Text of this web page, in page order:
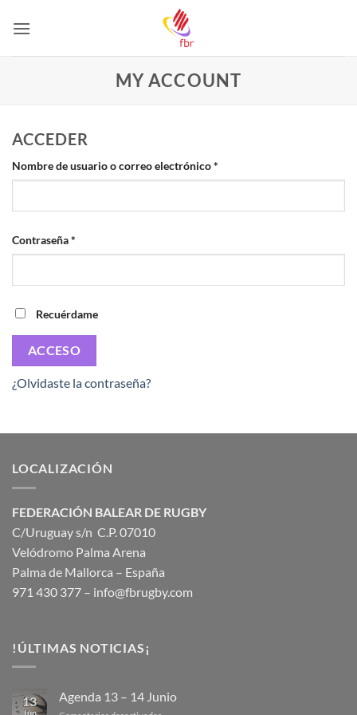
MY ACCOUNT
ACCEDER
Nombre de usuario o correo electrónico*
Contraseña*
Recuérdame
ACCESO
¿Olvidaste la contraseña?
LOCALIZACIÓN
FEDERACIÓN BALEAR DE RUGBY
C/Uruguay s/n C.P. 07010
Velódromo Palma Arena
Palma de Mallorca – España
971 430 377 – info@fbrugby.com
!ÚLTIMAS NOTICIAS¡
13 Agenda 13 – 14 Junio